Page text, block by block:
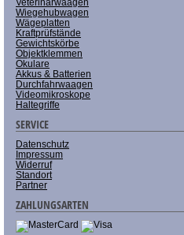
Wiegehubwagen
Wägeplatten
Kraftprüfstände
Gewichtskörbe
Objektklemmen
Okulare
Akkus & Batterien
Durchfahrwaagen
Videomikroskope
Haltegriffe
SERVICE
Datenschutz
Impressum
Widerruf
Standort
Partner
ZAHLUNGSARTEN